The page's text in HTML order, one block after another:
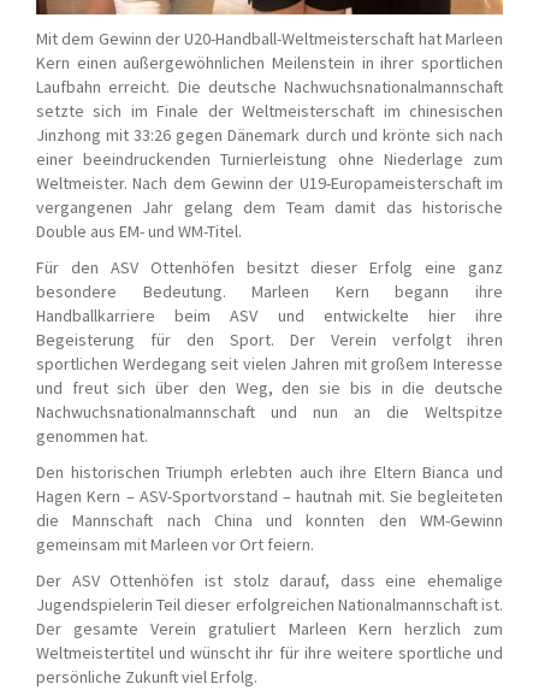
Mit dem Gewinn der U20-Handball-Weltmeisterschaft hat Marleen
Kern einen außergewöhnlichen Meilenstein in ihrer sportlichen
Laufbahn erreicht. Die deutsche Nachwuchsnationalmannschaft
setzte sich im Finale der Weltmeisterschaft im chinesischen
Jinzhong mit 33:26 gegen Dänemark durch und krönte sich nach
einer beeindruckenden Turnierleistung ohne Niederlage zum
Weltmeister. Nach dem Gewinn der U19-Europameisterschaft im
vergangenen Jahr gelang dem Team damit das historische
Double aus EM- und WM-Titel.
Für den ASV Ottenhöfen besitzt dieser Erfolg eine ganz
besondere Bedeutung. Marleen Kern begann ihre
Handballkarriere beim ASV und entwickelte hier ihre
Begeisterung für den Sport. Der Verein verfolgt ihren
sportlichen Werdegang seit vielen Jahren mit großem Interesse
und freut sich über den Weg, den sie bis in die deutsche
Nachwuchsnationalmannschaft und nun an die Weltspitze
genommen hat.
Den historischen Triumph erlebten auch ihre Eltern Bianca und
Hagen Kern – ASV-Sportvorstand – hautnah mit. Sie begleiteten
die Mannschaft nach China und konnten den WM-Gewinn
gemeinsam mit Marleen vor Ort feiern.
Der ASV Ottenhöfen ist stolz darauf, dass eine ehemalige
Jugendspielerin Teil dieser erfolgreichen Nationalmannschaft ist.
Der gesamte Verein gratuliert Marleen Kern herzlich zum
Weltmeistertitel und wünscht ihr für ihre weitere sportliche und
persönliche Zukunft viel Erfolg.